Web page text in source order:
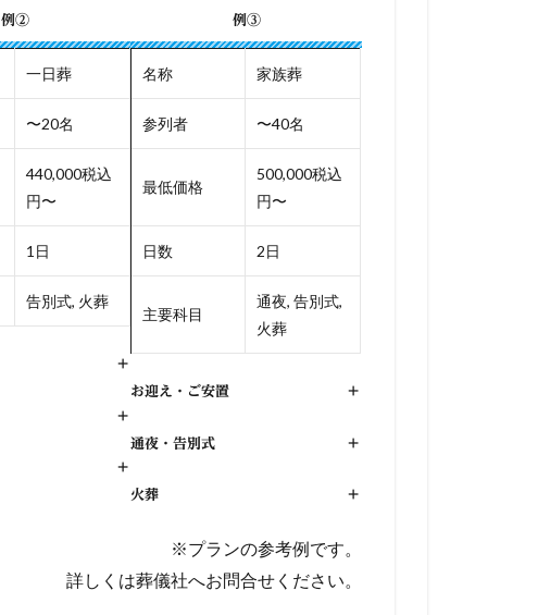
例②
一日葬
〜20名
440,000税込
円〜
1日
告別式, 火葬
+
+
+
例③
名称 家族葬
参列者 〜40名
最低価格
500,000税込
円〜
日数 2日
主要科目
通夜, 告別式,
火葬
お迎え・ご安置 +
通夜・告別式 +
火葬 +
※プランの参考例です。
詳しくは葬儀社へお問合せください。